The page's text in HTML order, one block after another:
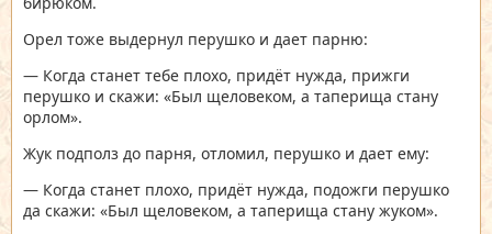
Орел тоже выдернул перушко и дает парню:
— Когда станет тебе плохо, придёт нужда, прижги
перушко и скажи: «Был щеловеком, а таперища стану
орлом».
Жук подполз до парня, отломил, перушко и дает ему:
— Когда станет плохо, придёт нужда, подожги перушко
да скажи: «Был щеловеком, а таперища стану жуком».